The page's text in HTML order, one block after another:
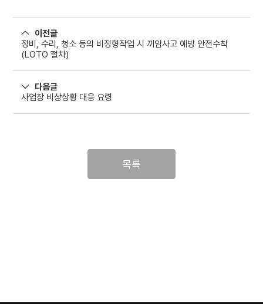
이전글
정비, 수리, 청소 등의 비정형작업 시 끼임사고 예방 안전수칙
(LOTO 절차)
다음글
사업장 비상상황 대응 요령
목록